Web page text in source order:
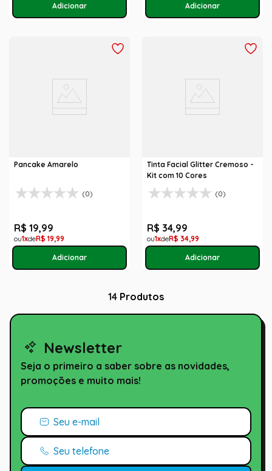
Pancake Amarelo
(0)
R$ 19,99
1 R$ 19,99
Tinta Facial Glitter Cremoso -
Kit com 10 Cores
(0)
R$ 34,99
1 R$ 34,99
14 Produtos
Newsletter
Seja o primeiro a saber sobre as novidades,
promoções e muito mais!